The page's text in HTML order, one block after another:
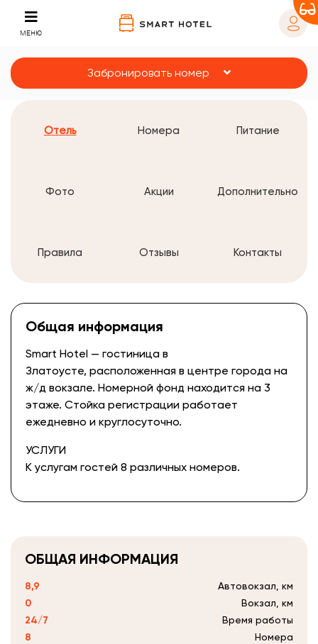
МЕНЮ
Забронировать номер
Отель Номера Питание
Фото Акции Дополнительно
Правила Отзывы Контакты
Общая информация
Smart Hotel — гостиница в
Златоусте, расположенная в центре города на
ж/д вокзале. Номерной фонд находится на 3
этаже. Стойка регистрации работает
ежедневно и круглосуточно.
УСЛУГИ
К услугам гостей 8 различных номеров.
ОБЩАЯ ИНФОРМАЦИЯ
8,9 Автовокзал, км
0 Вокзал, км
24/7 Время работы
8 Номера